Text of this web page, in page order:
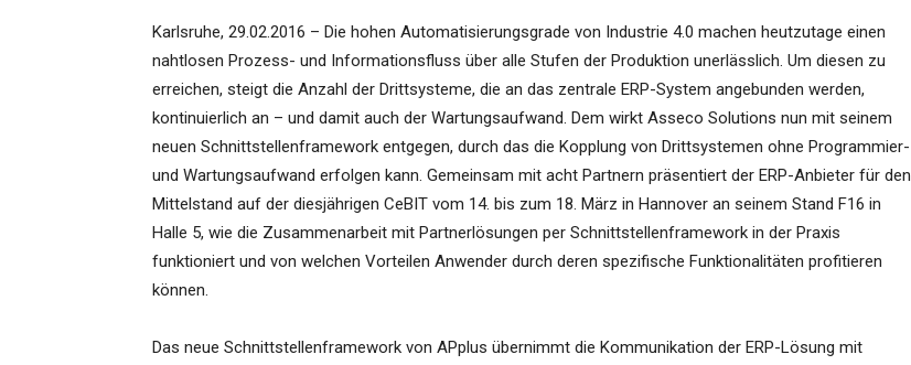
Karlsruhe, 29.02.2016 – Die hohen Automatisierungsgrade von Industrie 4.0 machen heutzutage einen
nahtlosen Prozess- und Informationsfluss über alle Stufen der Produktion unerlässlich. Um diesen zu
erreichen, steigt die Anzahl der Drittsysteme, die an das zentrale ERP-System angebunden werden,
kontinuierlich an – und damit auch der Wartungsaufwand. Dem wirkt Asseco Solutions nun mit seinem
neuen Schnittstellenframework entgegen, durch das die Kopplung von Drittsystemen ohne Programmier-
und Wartungsaufwand erfolgen kann. Gemeinsam mit acht Partnern präsentiert der ERP-Anbieter für den
Mittelstand auf der diesjährigen CeBIT vom 14. bis zum 18. März in Hannover an seinem Stand F16 in
Halle 5, wie die Zusammenarbeit mit Partnerlösungen per Schnittstellenframework in der Praxis
funktioniert und von welchen Vorteilen Anwender durch deren spezifische Funktionalitäten profitieren
können.
Das neue Schnittstellenframework von APplus übernimmt die Kommunikation der ERP-Lösung mit